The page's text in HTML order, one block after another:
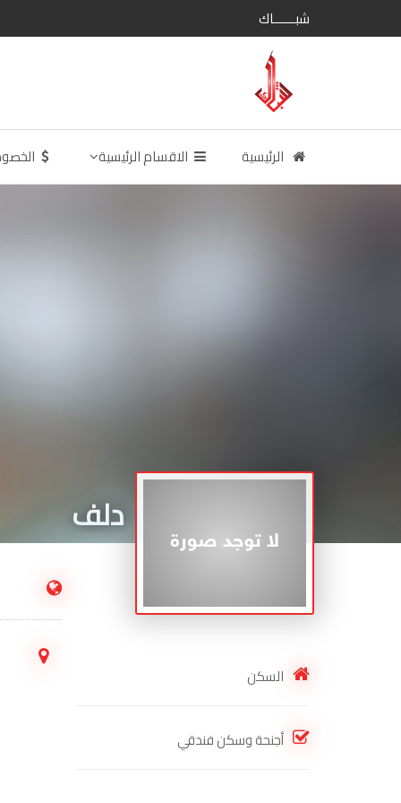
شبــــــاك
الرئيسية الاقسام الرئيسية
دلف
السكن
أجنحة وسكن فندقي